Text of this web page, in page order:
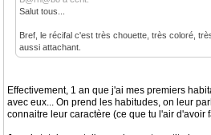
Salut tous...
Bref, le récifal c'est très chouette, très coloré,
aussi attachant.
Effectivement, 1 an que j'ai mes premiers
avec eux... On prend les habitudes, on leur
connaitre leur caractère (ce que tu l'air d'avoir